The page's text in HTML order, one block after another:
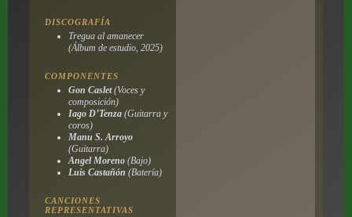
DISCOGRAFÍA
Tregua al amanecer
(Álbum de estudio, 2025)
COMPONENTES
Gon Caslet(Voces y
composición)
Iago D’Tenza(Guitarra y
coros)
Manu S. Arroyo
(Guitarra)
Angel Moreno(Bajo)
Luis Castañón (Batería)
CANCIONES
REPRESENTATIVAS